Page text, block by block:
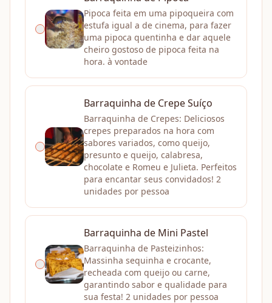
Pipoca feita em uma pipoqueira com
estufa igual a de cinema, para fazer
uma pipoca quentinha e dar aquele
cheiro gostoso de pipoca feita na
hora. à vontade
Barraquinha de Crepe Suíço
Barraquinha de Crepes: Deliciosos
crepes preparados na hora com
sabores variados, como queijo,
presunto e queijo, calabresa,
chocolate e Romeu e Julieta. Perfeitos
para encantar seus convidados! 2
unidades por pessoa
Barraquinha de Mini Pastel
Barraquinha de Pasteizinhos:
Massinha sequinha e crocante,
recheada com queijo ou carne,
garantindo sabor e qualidade para
sua festa! 2 unidades por pessoa